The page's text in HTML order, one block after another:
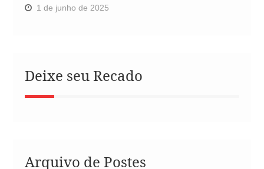
1 de junho de 2025
Deixe seu Recado
Arquivo de Postes